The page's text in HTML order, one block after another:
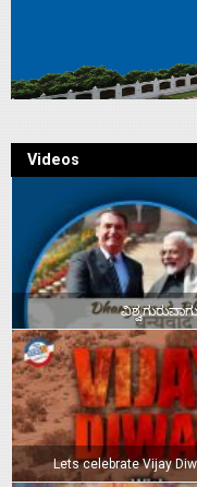
Videos
Lets celebrate Vijay